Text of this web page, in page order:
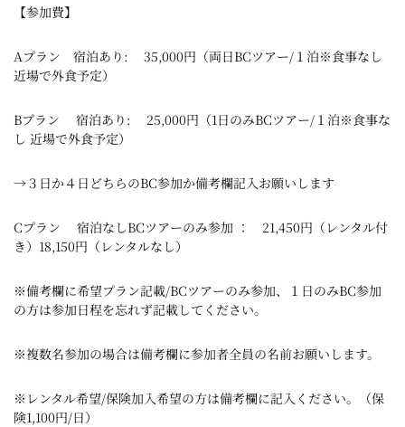
【参加費】
Aプラン 宿泊あり: 35,000円（両日BCツアー/１泊※食事なし
近場で外食予定）
Bプラン 宿泊あり: 25,000円（1日のみBCツアー/１泊※食事な
し 近場で外食予定）
→３日か４日どちらのBC参加か備考欄記入お願いします
Cプラン 宿泊なしBCツアーのみ参加 ： 21,450円（レンタル付
き）18,150円（レンタルなし）
※備考欄に希望プラン記載/BCツアーのみ参加、１日のみBC参加
の方は参加日程を忘れず記載してください。
※複数名参加の場合は備考欄に参加者全員の名前お願いします。
※レンタル希望/保険加入希望の方は備考欄に記入ください。（保
険1,100円/日）